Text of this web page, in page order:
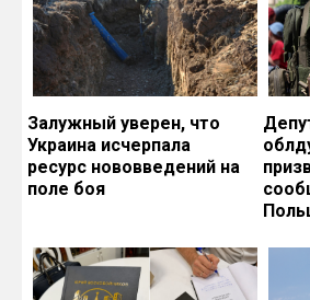
Залужный уверен, что
Украина исчерпала
ресурс нововведений на
поле боя